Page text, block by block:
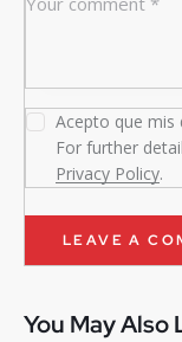
Acepto que mis
For further
Privacy Policy.
You May Also